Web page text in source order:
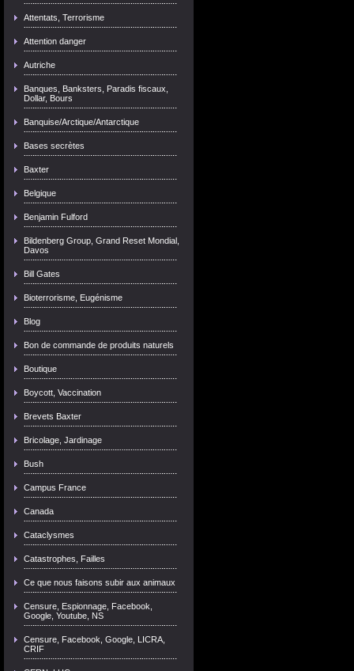
Attentats, Terrorisme
Attention danger
Autriche
Banques, Banksters, Paradis fiscaux,
Dollar, Bours
Banquise/Arctique/Antarctique
Bases secrètes
Baxter
Belgique
Benjamin Fulford
Bildenberg Group, Grand Reset Mondial,
Davos
Bill Gates
Bioterrorisme, Eugénisme
Blog
Bon de commande de produits naturels
Boutique
Boycott, Vaccination
Brevets Baxter
Bricolage, Jardinage
Bush
Campus France
Canada
Cataclysmes
Catastrophes, Failles
Ce que nous faisons subir aux animaux
Censure, Espionnage, Facebook,
Google, Youtube, NS
Censure, Facebook, Google, LICRA,
CRIF